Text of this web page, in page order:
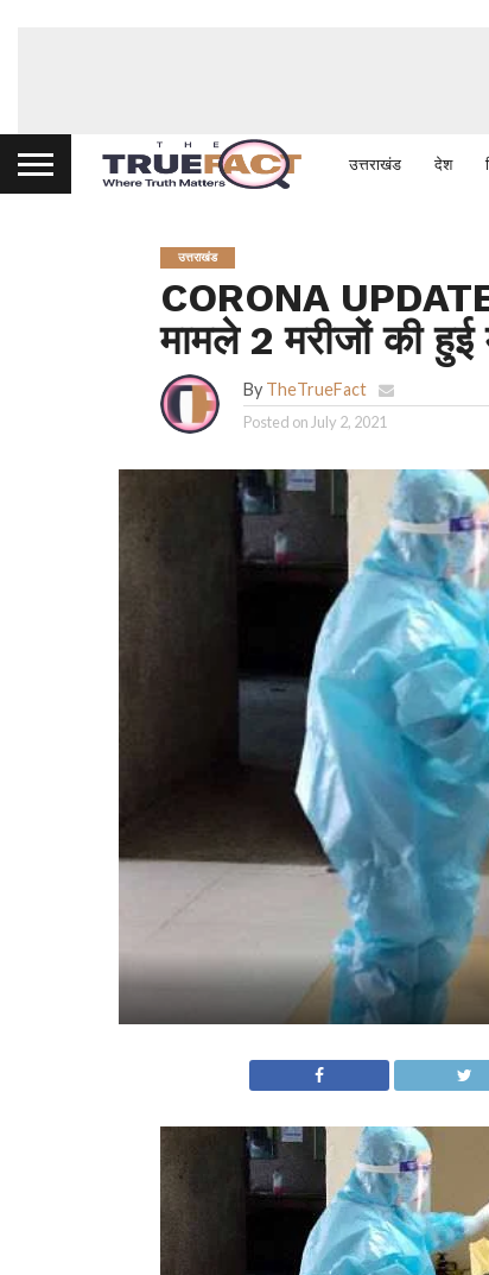
उत्तराखंड देश
उत्तराखंड
CORONA
मामले 2 मरीजों की हुई
By TheTrueFact
Posted on July 2, 2021